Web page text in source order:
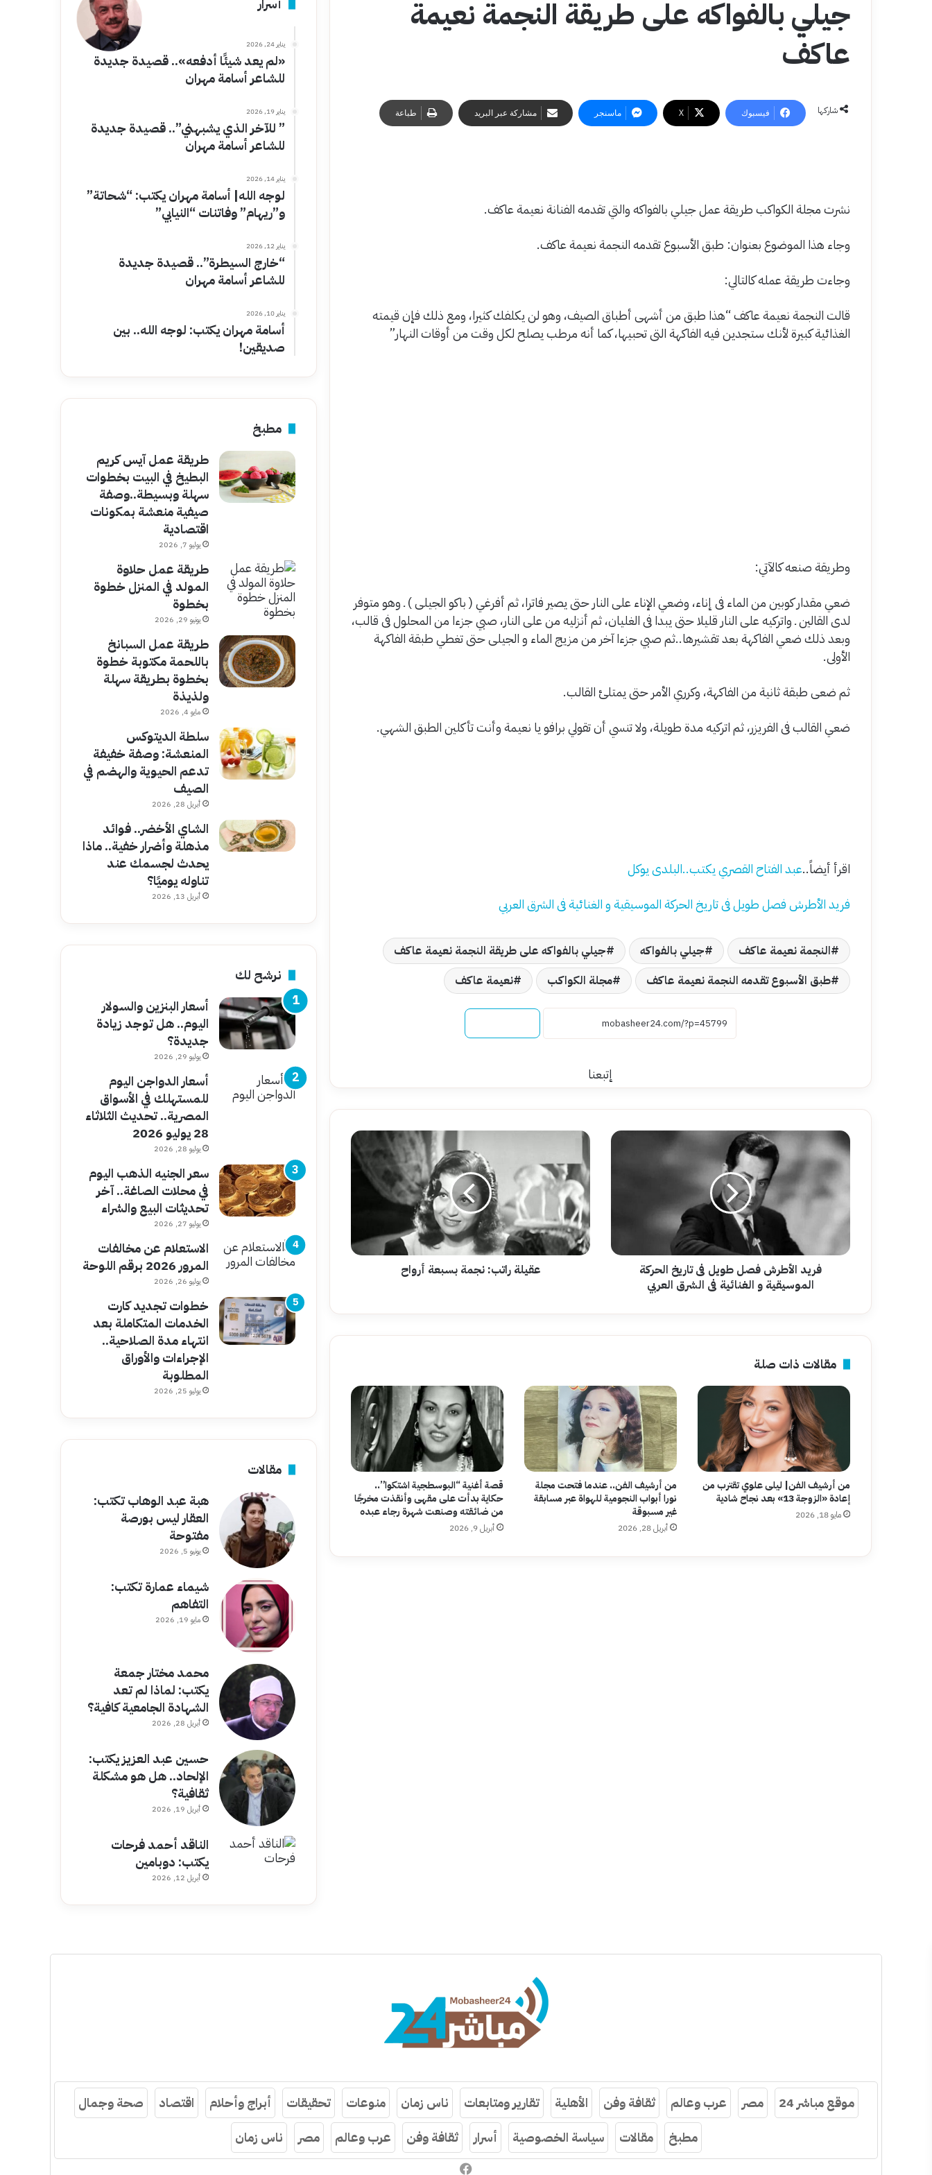
جيلي بالفواكه على طريقة النجمة نعيمة
عاكف
شاركها فيسبوك ‫X ماسنجر مشاركة عبر البريد طباعة
نشرت مجلة الكواكب طريقة عمل جيلي بالفواكه والتي تقدمه الفنانة نعيمة عاكف.
وجاء هذا الموضوع بعنوان: طبق الأسبوع تقدمه النجمة نعيمة عاكف.
وجاءت طريقة عمله كالتالي:
قالت النجمة نعيمة عاكف “هذا طبق من أشهى أطباق الصيف، وهو لن يكلفك كثيرا، ومع ذلك فإن قيمته
الغذائية كبيرة لأنك ستجدين فيه الفاكهة التى تحبيها، كما أنه مرطب يصلح لكل وقت من أوقات النهار”
وطريقة صنعه كالآتي:
ضعي مقدار كوبين من الماء فى إناء، وضعي الإناء على النار حتى يصير فاترا، ثم أفرغي ( باكو الجيلى ) ـ وهو متوفر
لدى القالين ـ واتركيه على النار قليلا حتى يبدا فى الغليان، ثم أنزليه من على النار، صبي جزءا من المحلول فى قالب،
وبعد ذلك ضعي الفاكهة بعد تقشيرها..ثم صبي جزءا آخر من مزيج الماء و الجيلى حتى تغطي طبقة الفاكهة
الأولى.
ثم ضعى طبقة ثانية من الفاكهة، وكرري الأمر حتى يمتلئ القالب.
ضعي القالب فى الفريزر، ثم اتركيه مدة طويلة، ولا تنسي أن تقولي برافو يا نعيمة وأنت تأكلين الطبق الشهي.
اقرأ أيضاً..عبد الفتاح القصري يكتب..البلدى يوكل
فريد الأطرش فصل طويل فى تاريخ الحركة الموسيقية و الغنائية فى الشرق العربي
النجمة نعيمة عاكف جيلي بالفواكه
جيلي بالفواكه على طريقة النجمة نعيمة عاكف
طبق الأسبوع تقدمه النجمة نعيمة عاكف
مجلة الكواكب نعيمة عاكف
إتبعنا
فريد
الأطرش
فصل
طويل
فى
تاريخ
الحركة
الموسيقية
و
الغنائية
العربي
فريد الأطرش فصل طويل فى تاريخ الحركة
الموسيقية و الغنائية فى الشرق العربي
عقيلة
راتب:
نجمة
بسبعة
أرواح
عقيلة راتب: نجمة بسبعة أرواح
مقالات ذات صلة
من أرشيف الفن| ليلى علوي تقترب من
إعادة «الزوجة 13» بعد نجاح شادية
مايو 18, 2026
من أرشيف الفن.. عندما فتحت مجلة
نورا أبواب النجومية للهواة عبر مسابقة
غير مسبوقة
أبريل 28, 2026
قصة أغنية “البوسطجية اشتكوا”..
حكاية بدأت على مقهى وأنقذت مخرجًا
من ضائقته وصنعت شهرة رجاء عبده
أبريل 9, 2026
أسرار
يناير 24, 2026
«لم يعد شيئًا أدفعه».. قصيدة جديدة
للشاعر أسامة مهران
يناير 19, 2026
” للآخر الذي يشبهني”.. قصيدة جديدة
للشاعر أسامة مهران
يناير 14, 2026
لوجه الله| أسامة مهران يكتب: “شحاتة”
و”ريهام” وفاتنات “النيابي”
يناير 12, 2026
“خارج السيطرة”.. قصيدة جديدة
للشاعر أسامة مهران
يناير 10, 2026
أسامة مهران يكتب: لوجه الله.. بين
صديقين!
مطبخ
طريقة عمل آيس كريم
البطيخ في البيت بخطوات
سهلة وبسيطة..وصفة
صيفية منعشة بمكونات
اقتصادية
يوليو 7, 2026
طريقة عمل حلاوة
المولد في المنزل خطوة
بخطوة
يونيو 29, 2026
طريقة عمل السبانخ
باللحمة مكتوبة خطوة
بخطوة بطريقة سهلة
ولذيذة
مايو 4, 2026
سلطة الديتوكس
المنعشة: وصفة خفيفة
تدعم الحيوية والهضم في
الصيف
أبريل 28, 2026
الشاي الأخضر.. فوائد
مذهلة وأضرار خفية.. ماذا
يحدث لجسمك عند
تناوله يوميًا؟
أبريل 13, 2026
نرشح لك
أسعار البنزين والسولار
اليوم.. هل توجد زيادة
جديدة؟
يوليو 29, 2026
أسعار الدواجن اليوم
للمستهلك في الأسواق
المصرية.. تحديث الثلاثاء
28 يوليو 2026
يوليو 28, 2026
سعر الجنيه الذهب اليوم
في محلات الصاغة.. آخر
تحديثات البيع والشراء
يوليو 27, 2026
الاستعلام عن مخالفات
المرور 2026 برقم اللوحة
يوليو 26, 2026
خطوات تجديد كارت
الخدمات المتكاملة بعد
انتهاء مدة الصلاحية..
الإجراءات والأوراق
المطلوبة
يوليو 25, 2026
مقالات
هبة عبد الوهاب تكتب:
العقار ليس بورصة
مفتوحة
يونيو 5, 2026
شيماء عمارة تكتب:
التفاهم
مايو 19, 2026
محمد مختار جمعة
يكتب: لماذا لم تعد
الشهادة الجامعية كافية؟
أبريل 28, 2026
حسين عبد العزيز يكتب:
الإلحاد.. هل هو مشكلة
ثقافية؟
أبريل 19, 2026
الناقد أحمد فرحات
يكتب: دوبامين
أبريل 12, 2026
موقع مباشر 24 مصر عرب وعالم ثقافة وفن الأهلية تقارير ومتابعات ناس زمان منوعات تحقيقات أبراج وأحلام اقتصاد
صحة وجمال
مطبخ
مقالات سياسة الخصوصية أسرار ثقافة وفن عرب وعالم مصر
ناس زمان
فيسبوك